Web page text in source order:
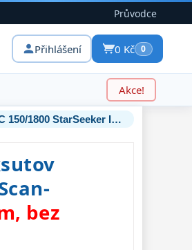
Průvodce
Přihlášení 0 Kč 0
Akce!
Hvězdářský dalekohled Orion Maksutov MC 150/1800 StarSeeker IV AZ SynScan-GoTo
bez